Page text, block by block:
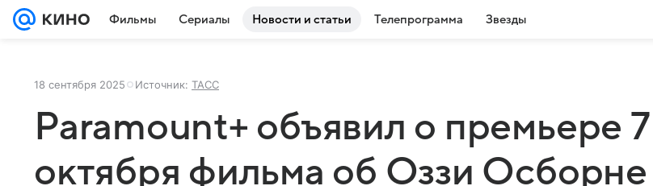
Фильмы Сериалы Новости и статьи Телепрограмма Звезды
18 сентября 2025 Источник: ТАСС
Paramount+ объявил о премьере 7
октября фильма об Оззи Осборне